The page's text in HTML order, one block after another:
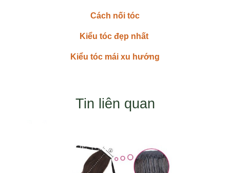
Cách nối tóc
Kiểu tóc đẹp nhất
Kiểu tóc mái xu hướng
Tin liên quan